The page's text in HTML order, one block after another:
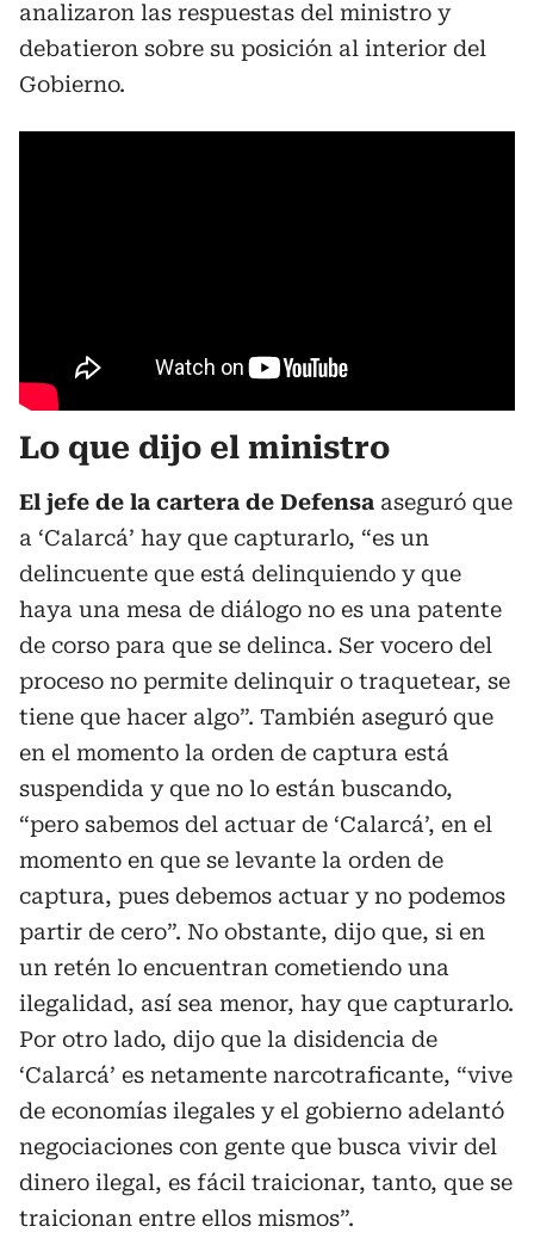
analizaron las respuestas del ministro y
debatieron sobre su posición al interior del
Gobierno.
Lo que dijo el ministro
El jefe de la cartera de Defensa aseguró que
a ‘Calarcá’ hay que capturarlo, “es un
delincuente que está delinquiendo y que
haya una mesa de diálogo no es una patente
de corso para que se delinca. Ser vocero del
proceso no permite delinquir o traquetear, se
tiene que hacer algo”. También aseguró que
en el momento la orden de captura está
suspendida y que no lo están buscando,
“pero sabemos del actuar de ‘Calarcá’, en el
momento en que se levante la orden de
captura, pues debemos actuar y no podemos
partir de cero”. No obstante, dijo que, si en
un retén lo encuentran cometiendo una
ilegalidad, así sea menor, hay que capturarlo.
Por otro lado, dijo que la disidencia de
‘Calarcá’ es netamente narcotraficante, “vive
de economías ilegales y el gobierno adelantó
negociaciones con gente que busca vivir del
dinero ilegal, es fácil traicionar, tanto, que se
traicionan entre ellos mismos”.